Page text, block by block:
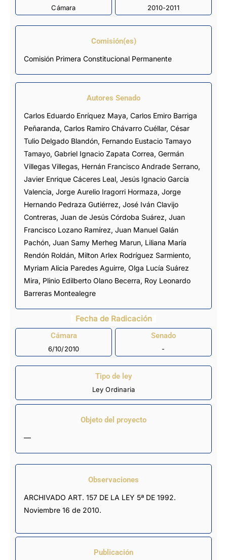
Cámara 2010-2011
Comisión(es)
Comisión Primera Constitucional Permanente
Autores Senado
Carlos Eduardo Enríquez Maya, Carlos Emiro Barriga
Peñaranda, Carlos Ramiro Chávarro Cuéllar, César
Tulio Delgado Blandón, Fernando Eustacio Tamayo
Tamayo, Gabriel Ignacio Zapata Correa, Germán
Villegas Villegas, Hernán Francisco Andrade Serrano,
Javier Enrique Cáceres Leal, Jesús Ignacio García
Valencia, Jorge Aurelio Iragorri Hormaza, Jorge
Hernando Pedraza Gutiérrez, José Iván Clavijo
Contreras, Juan de Jesús Córdoba Suárez, Juan
Francisco Lozano Ramírez, Juan Manuel Galán
Pachón, Juan Samy Merheg Marun, Liliana María
Rendón Roldán, Milton Arlex Rodríguez Sarmiento,
Myriam Alicia Paredes Aguirre, Olga Lucía Suárez
Mira, Plinio Edilberto Olano Becerra, Roy Leonardo
Barreras Montealegre
Fecha de Radicación
Cámara
6/10/2010
Senado
-
Tipo de ley
Ley Ordinaria
Objeto del proyecto
—
Observaciones
ARCHIVADO ART. 157 DE LA LEY 5ª DE 1992.
Noviembre 16 de 2010.
Publicación